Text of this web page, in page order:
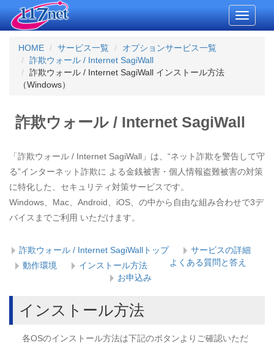
Toggle
HOME
サービス一覧
オプションサービス一覧
詐欺ウォール / Internet SagiWall
詐欺ウォール / Internet SagiWall インストール方法
（Windows）
詐欺ウォール / Internet SagiWall
「詐欺ウォール / Internet SagiWall」は、“ネット詐欺を警告して守
る”インターネット詐欺に よる金銭被害・個人情報盗難被害の対策
に特化した、セキュリティ対策サービスです。
Windows、Mac、Android、iOS、の中から自由な組み合わせで3デ
バイスまでご利用 いただけます。
詐欺ウォール / Internet SagiWallトップ
サービスの詳細
動作環境
インストール方法
よくある質問と答え
お申込み
インストール方法
各OSのインストール方法は下記のボタンよりご確認いただ